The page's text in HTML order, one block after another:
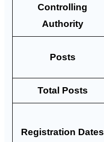
Controlling
Authority
Posts
Total Posts
Registration Dates